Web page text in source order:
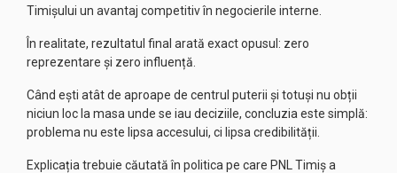
Timișului un avantaj competitiv în negocierile interne.
În realitate, rezultatul final arată exact opusul: zero
reprezentare și zero influență.
Când ești atât de aproape de centrul puterii și totuși nu obții
niciun loc la masa unde se iau deciziile, concluzia este simplă:
problema nu este lipsa accesului, ci lipsa credibilității.
Explicația trebuie căutată în politica pe care PNL Timiș a